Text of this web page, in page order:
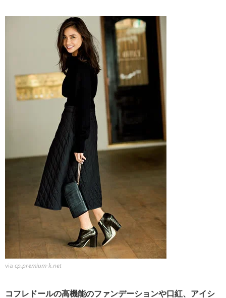
via cp.premium-k.net
コフレドールの高機能のファンデーションや口紅、アイシ